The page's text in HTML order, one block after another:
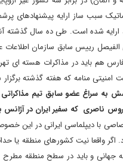
سبب ساز ارایه پیشنهادهای
الفیصل رییس سابق سازمان
امنیتی منامه که هفته گذشته
ناصری که سفیر ایران در آژانس بین
با دیپلماسی ایرانی در این
واقعا نیت کشورهای منطقه یا
و باید در سطح منطقه مطرح